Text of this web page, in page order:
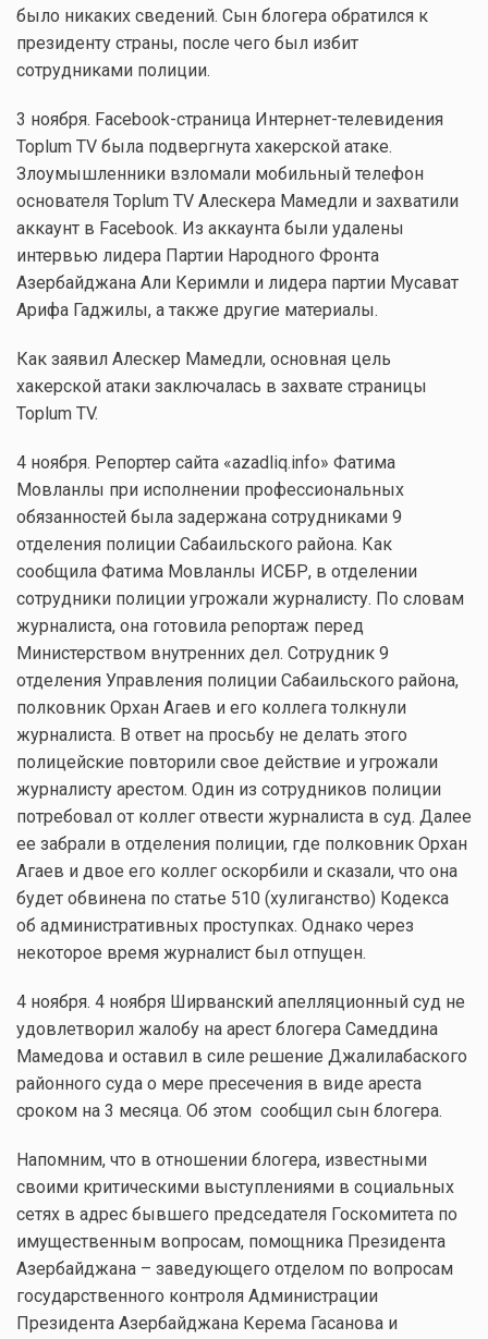
было никаких сведений. Сын блогера обратился к
президенту страны, после чего был избит
сотрудниками полиции.
3 ноября. Facebook-страница Интернет-телевидения
Toplum TV была подвергнута хакерской атаке.
Злоумышленники взломали мобильный телефон
основателя Toplum TV Алескера Мамедли и захватили
аккаунт в Facebook. Из аккаунта были удалены
интервью лидера Партии Народного Фронта
Азербайджана Али Керимли и лидера партии Мусават
Арифа Гаджилы, а также другие материалы.
Как заявил Алескер Мамедли, основная цель
хакерской атаки заключалась в захвате страницы
Toplum TV.
4 ноября. Репортер сайта «azadliq.info» Фатима
Мовланлы при исполнении профессиональных
обязанностей была задержана сотрудниками 9
отделения полиции Сабаильского района. Как
сообщила Фатима Мовланлы ИСБР, в отделении
сотрудники полиции угрожали журналисту. По словам
журналиста, она готовила репортаж перед
Министерством внутренних дел. Сотрудник 9
отделения Управления полиции Сабаильского района,
полковник Орхан Агаев и его коллега толкнули
журналиста. В ответ на просьбу не делать этого
полицейские повторили свое действие и угрожали
журналисту арестом. Один из сотрудников полиции
потребовал от коллег отвести журналиста в суд. Далее
ее забрали в отделения полиции, где полковник Орхан
Агаев и двое его коллег оскорбили и сказали, что она
будет обвинена по статье 510 (хулиганство) Кодекса
об административных проступках. Однако через
некоторое время журналист был отпущен.
4 ноября. 4 ноября Ширванский апелляционный суд не
удовлетворил жалобу на арест блогера Самеддина
Мамедова и оставил в силе решение Джалилабаского
районного суда о мере пресечения в виде ареста
сроком на 3 месяца. Об этом сообщил сын блогера.
Напомним, что в отношении блогера, известными
своими критическими выступлениями в социальных
сетях в адрес бывшего председателя Госкомитета по
имущественным вопросам, помощника Президента
Азербайджана – заведующего отделом по вопросам
государственного контроля Администрации
Президента Азербайджана Керема Гасанова и